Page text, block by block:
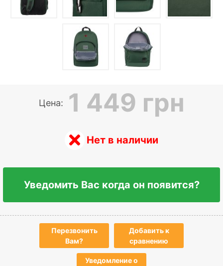
Цена: 1 449 грн
Нет в наличии
Уведомить Вас когда он появится?
Перезвонить
Вам?
Добавить к
сравнению
Уведомление о